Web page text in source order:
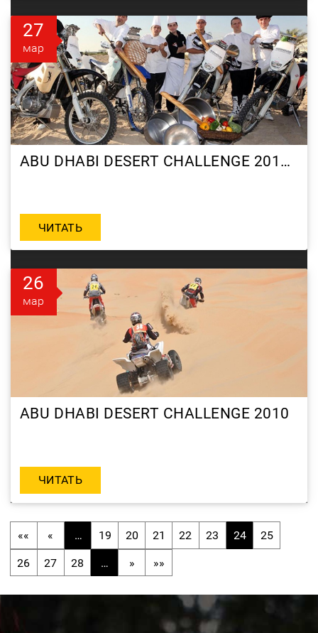
27
мар
ABU DHABI DESERT CHALLENGE 2010 DAY 1
ЧИТАТЬ
26
мар
ABU DHABI DESERT CHALLENGE 2010
ЧИТАТЬ
«« « … 19 20 21 22 23 24 25
26 27 28 … » »»